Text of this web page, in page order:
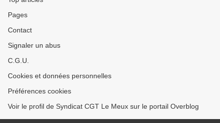
Pages
Contact
Signaler un abus
C.G.U.
Cookies et données personnelles
Préférences cookies
Voir le profil de Syndicat CGT Le Meux sur le portail Overblog